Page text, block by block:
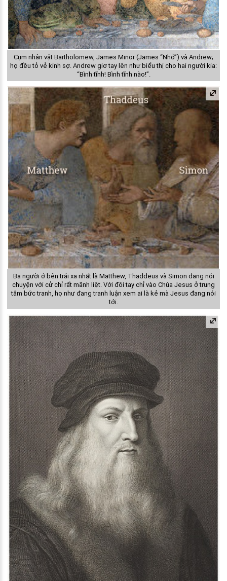
Cụm nhân vật Bartholomew, James Minor (James “Nhỏ”) và Andrew;
họ đều tỏ vẻ kinh sợ. Andrew giơ tay lên như biểu thị cho hai người kia:
“Bình tĩnh! Bình tĩnh nào!”.
Ba người ở bên trái xa nhất là Matthew, Thaddeus và Simon đang nói
chuyện với cử chỉ rất mãnh liệt. Với đôi tay chỉ vào Chúa Jesus ở trung
tâm bức tranh, họ như đang tranh luận xem ai là kẻ mà Jesus đang nói
tới.